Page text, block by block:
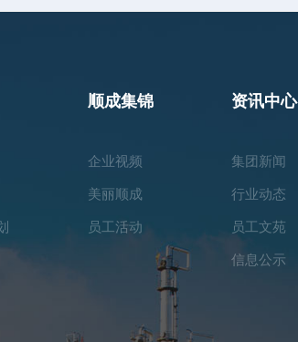
顺成集锦
企业视频
美丽顺成
员工活动
资讯中心
集团新闻
行业动态
员工文苑
信息公示